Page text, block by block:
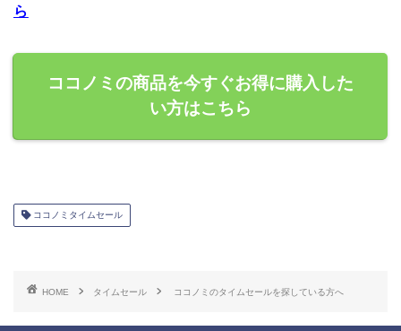
ら
ココノミの商品を今すぐお得に購入した
い方はこちら
ココノミタイムセール
HOME タイムセール ココノミのタイムセールを探している方へ